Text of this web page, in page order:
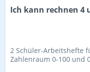
Ich kann rechnen 4
2 Schüler-Arbeitshefte
Zahlenraum 0-100 und